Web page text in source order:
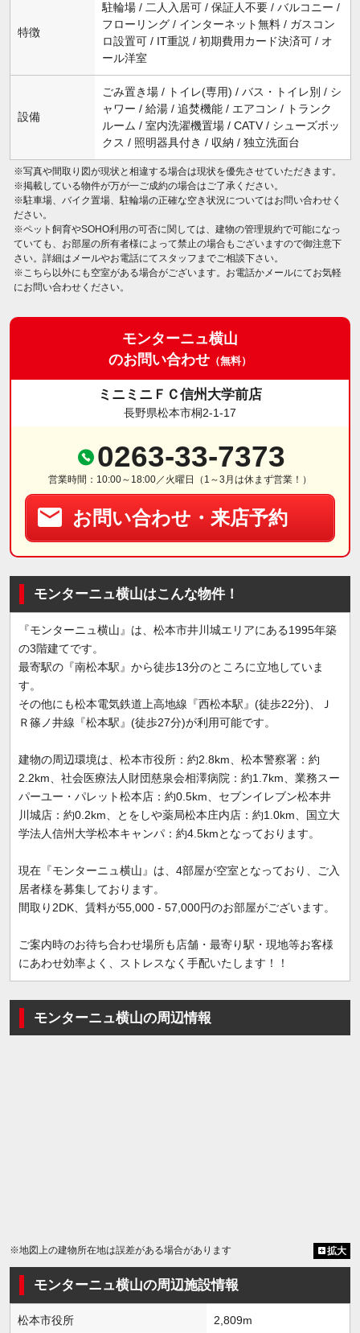
特徴
駐輪場 / 二人入居可 / 保証人不要 / バルコニー /
フローリング / インターネット無料 / ガスコン
ロ設置可 / IT重説 / 初期費用カード決済可 / オ
ール洋室
設備
ごみ置き場 / トイレ(専用) / バス・トイレ別 / シ
ャワー / 給湯 / 追焚機能 / エアコン / トランク
ルーム / 室内洗濯機置場 / CATV / シューズボッ
クス / 照明器具付き / 収納 / 独立洗面台
※写真や間取り図が現状と相違する場合は現状を優先させていただきます。
※掲載している物件が万が一ご成約の場合はご了承ください。
※駐車場、バイク置場、駐輪場の正確な空き状況についてはお問い合わせく
ださい。
※ペット飼育やSOHO利用の可否に関しては、建物の管理規約で可能になっ
ていても、お部屋の所有者様によって禁止の場合もございますので御注意下
さい。詳細はメールやお電話にてスタッフまでご相談下さい。
※こちら以外にも空室がある場合がございます。お電話かメールにてお気軽
にお問い合わせください。
モンターニュ横山
のお問い合わせ （無料）
ミニミニＦＣ信州大学前店
長野県松本市桐2-1-17
0263-33-7373
営業時間：10:00～18:00／火曜日（1～3月は休まず営業！）
お問い合わせ・来店予約
モンターニュ横山はこんな物件！
『モンターニュ横山』は、松本市井川城エリアにある1995年築
の3階建てです。
最寄駅の『南松本駅』から徒歩13分のところに立地していま
す。
その他にも松本電気鉄道上高地線『西松本駅』(徒歩22分)、Ｊ
Ｒ篠ノ井線『松本駅』(徒歩27分)が利用可能です。
建物の周辺環境は、松本市役所：約2.8km、松本警察署：約
2.2km、社会医療法人財団慈泉会相澤病院：約1.7km、業務スー
パーユー・パレット松本店：約0.5km、セブンイレブン松本井
川城店：約0.2km、とをしや薬局松本庄内店：約1.0km、国立大
学法人信州大学松本キャンパ：約4.5kmとなっております。
現在『モンターニュ横山』は、4部屋が空室となっており、ご入
居者様を募集しております。
間取り2DK、賃料が55,000 - 57,000円のお部屋がございます。
ご案内時のお待ち合わせ場所も店舗・最寄り駅・現地等お客様
にあわせ効率よく、ストレスなく手配いたします！！
モンターニュ横山の周辺情報
※地図上の建物所在地は誤差がある場合があります 拡大
モンターニュ横山の周辺施設情報
松本市役所 2,809m